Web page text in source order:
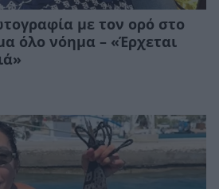
με τον ορό στο
όλο νόημα – «Έρχεται